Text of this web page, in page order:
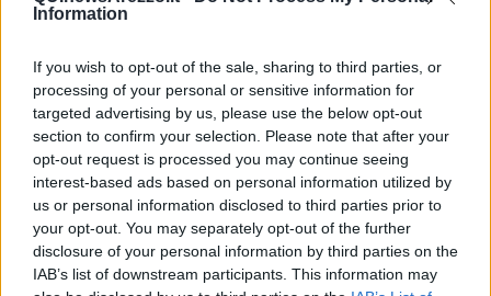
Information
If you wish to opt-out of the sale, sharing to third parties, or
processing of your personal or sensitive information for
targeted advertising by us, please use the below opt-out
section to confirm your selection. Please note that after your
opt-out request is processed you may continue seeing
interest-based ads based on personal information utilized by
us or personal information disclosed to third parties prior to
your opt-out. You may separately opt-out of the further
disclosure of your personal information by third parties on the
IAB’s list of downstream participants. This information may
AREZZO —L'aziendaavrebbe pagato il riscatto richiesto di 10
bitcoin(moneta virtuale dal valore piuttosto fluttuante, al cambio
odierno sta sui 360 euro), cioè circa 3.600 euro, ma non ha
ricevuto in cambio la chiave per sbloccare il pc, ma questo è
rimasto bloccato.
"Cryptolocker è un ransomware (dall'inglese 'ransom' 'riscatto') che
cripta i file di un computer. Il meccanismo si attiva alla ricezione di
una mail fraudolenta, apparentemente innocua -spiega la polizia
postale - Recentemente sono state bersagliate importanti aziende,